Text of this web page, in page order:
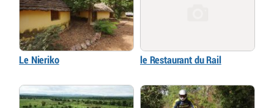
Le Nieriko le Restaurant du Rail